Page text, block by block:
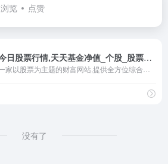
浏览 点赞
南方财富网:今日股票行情,天天基金净值_个股_股票_基金_外汇_期货_权证_债券_港股
没有了